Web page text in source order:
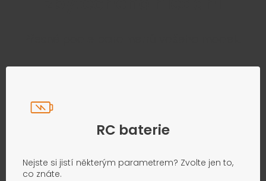
RC baterie
Nejste si jistí některým parametrem? Zvolte jen to,
co znáte.